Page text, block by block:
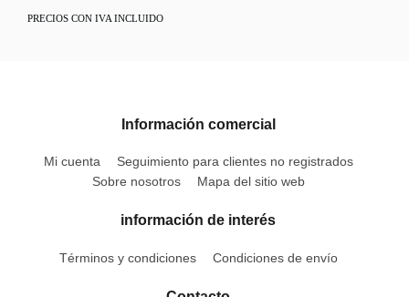
PRECIOS CON IVA INCLUIDO
Información comercial
Mi cuenta
Seguimiento para clientes no registrados
Sobre nosotros
Mapa del sitio web
información de interés
Términos y condiciones Condiciones de envío